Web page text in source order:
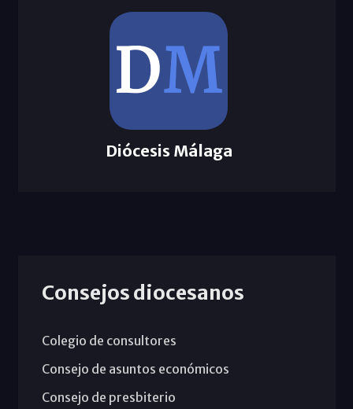
Diócesis Málaga
Consejos diocesanos
Colegio de consultores
Consejo de asuntos económicos
Consejo de presbiterio